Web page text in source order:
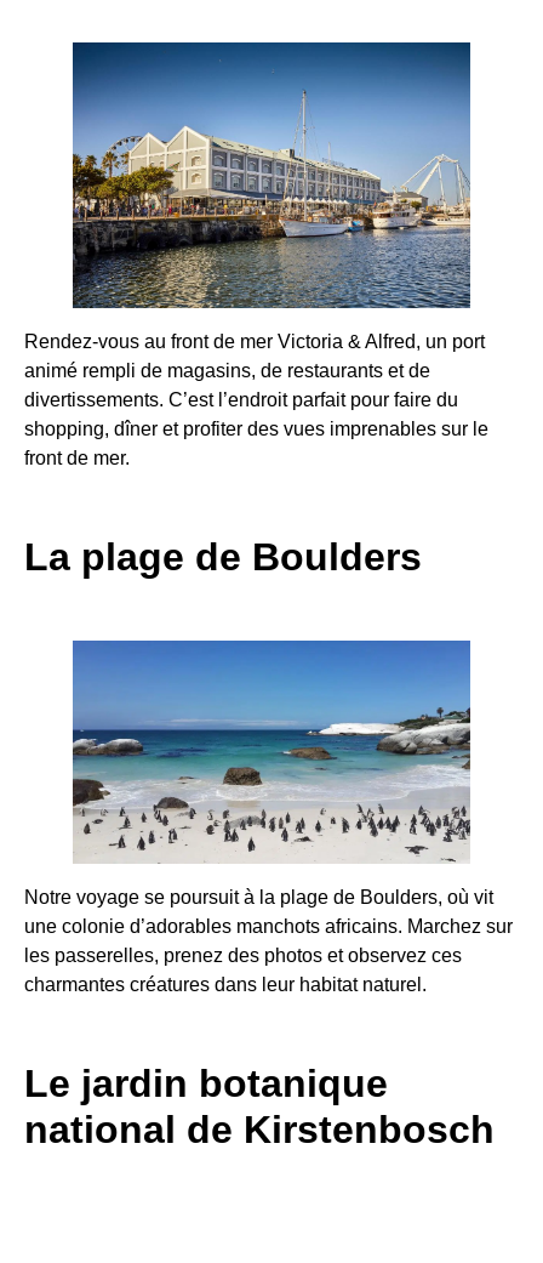
Rendez-vous au front de mer Victoria & Alfred, un port
animé rempli de magasins, de restaurants et de
divertissements. C’est l’endroit parfait pour faire du
shopping, dîner et profiter des vues imprenables sur le
front de mer.
La plage de Boulders
Notre voyage se poursuit à la plage de Boulders, où vit
une colonie d’adorables manchots africains. Marchez sur
les passerelles, prenez des photos et observez ces
charmantes créatures dans leur habitat naturel.
Le jardin botanique
national de Kirstenbosch